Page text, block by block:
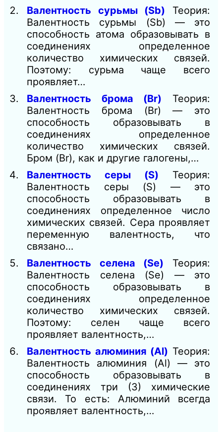
Валентность сурьмы (Sb) Теория:
Валентность сурьмы (Sb) — это
способность атома образовывать в
соединениях определенное
количество химических связей.
Поэтому: сурьма чаще всего
проявляет…
Валентность брома (Br) Теория:
Валентность брома (Br) — это
способность образовывать в
соединениях определенное
количество химических связей.
Бром (Br), как и другие галогены,…
Валентность серы (S) Теория:
Валентность серы (S) — это
способность образовывать в
соединениях определенное число
химических связей. Сера проявляет
переменную валентность, что
связано…
Валентность селена (Se) Теория:
Валентность селена (Se) — это
способность образовывать в
соединениях определенное
количество химических связей.
Поэтому: селен чаще всего
проявляет валентность,…
Валентность алюминия (Al) Теория:
Валентность алюминия (Al) — это
способность образовывать в
соединениях три (3) химические
связи. То есть: Алюминий всегда
проявляет валентность,…